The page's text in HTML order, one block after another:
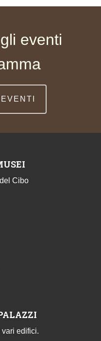
eventi
Cibo
edifici.